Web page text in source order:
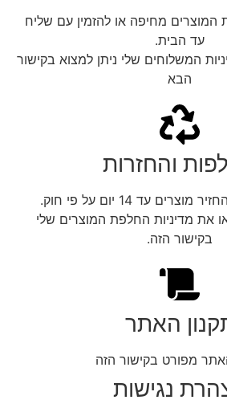
המוצרים מחיפה או להזמין עם שליח
עד הבית.
המשלוחים שלי ניתן למצוא בקישור
הבא
והחזרות
עד 14 יום על פי חוק.
את מדיניות החלפת המוצרים שלי
בקישור הזה.
האתר
מפורט בקישור הזה
נגישות